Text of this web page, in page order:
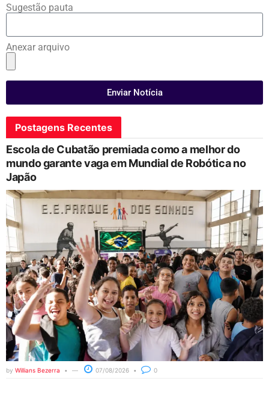
Sugestão pauta
Anexar arquivo
Enviar Notícia
Postagens Recentes
Escola de Cubatão premiada como a melhor do
mundo garante vaga em Mundial de Robótica no
Japão
by Willians Bezerra 07/08/2026 0